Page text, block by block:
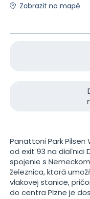
Zobrazit na mapě
Panattoni Park Pilsen
od exit 93 na diaľnici
spojenie s
železnica, ktorá
vlakovej stanice,
do centra Plzne je